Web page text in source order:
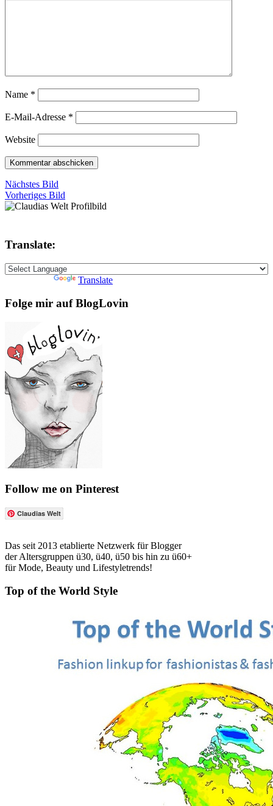
Name *
E-Mail-Adresse *
Website
Nächstes Bild
Vorheriges Bild
Translate:
Translate
Folge mir auf BlogLovin
Follow me on Pinterest
Claudias Welt
Das seit 2013 etablierte Netzwerk für Blogger
der Altersgruppen ü30, ü40, ü50 bis hin zu ü60+
für Mode, Beauty und Lifestyletrends!
Top of the World Style